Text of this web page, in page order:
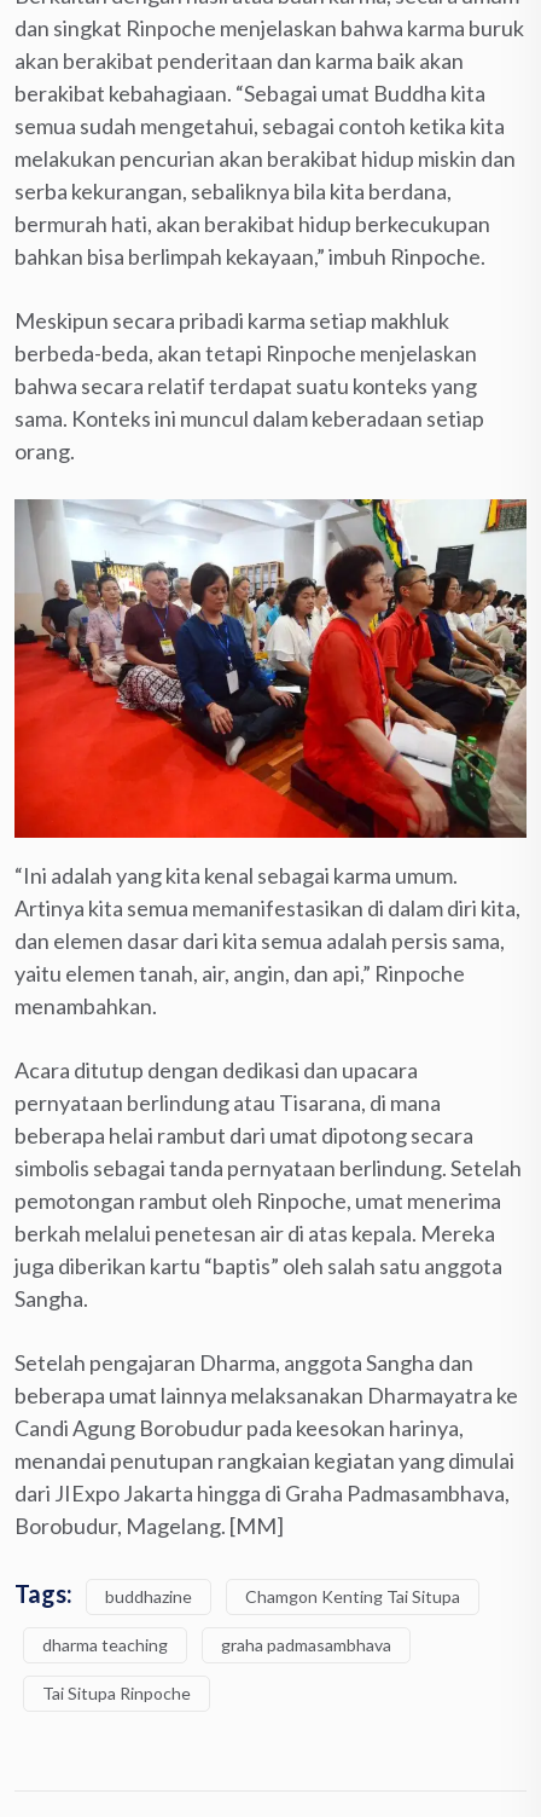
dan singkat Rinpoche menjelaskan bahwa karma buruk
akan berakibat penderitaan dan karma baik akan
berakibat kebahagiaan. “Sebagai umat Buddha kita
semua sudah mengetahui, sebagai contoh ketika kita
melakukan pencurian akan berakibat hidup miskin dan
serba kekurangan, sebaliknya bila kita berdana,
bermurah hati, akan berakibat hidup berkecukupan
bahkan bisa berlimpah kekayaan,” imbuh Rinpoche.
Meskipun secara pribadi karma setiap makhluk
berbeda-beda, akan tetapi Rinpoche menjelaskan
bahwa secara relatif terdapat suatu konteks yang
sama. Konteks ini muncul dalam keberadaan setiap
orang.
“Ini adalah yang kita kenal sebagai karma umum.
Artinya kita semua memanifestasikan di dalam diri kita,
dan elemen dasar dari kita semua adalah persis sama,
yaitu elemen tanah, air, angin, dan api,” Rinpoche
menambahkan.
Acara ditutup dengan dedikasi dan upacara
pernyataan berlindung atau Tisarana, di mana
beberapa helai rambut dari umat dipotong secara
simbolis sebagai tanda pernyataan berlindung. Setelah
pemotongan rambut oleh Rinpoche, umat menerima
berkah melalui penetesan air di atas kepala. Mereka
juga diberikan kartu “baptis” oleh salah satu anggota
Sangha.
Setelah pengajaran Dharma, anggota Sangha dan
beberapa umat lainnya melaksanakan Dharmayatra ke
Candi Agung Borobudur pada keesokan harinya,
menandai penutupan rangkaian kegiatan yang dimulai
dari JIExpo Jakarta hingga di Graha Padmasambhava,
Borobudur, Magelang. [MM]
Tags: buddhazine Chamgon Kenting Tai Situpa
dharma teaching graha padmasambhava
Tai Situpa Rinpoche